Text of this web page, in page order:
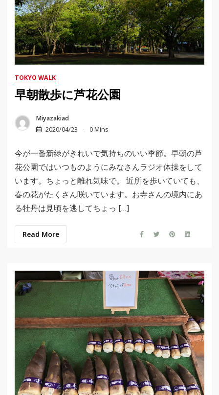
TOKYO WALK
早朝散歩に芦花公園
Miyazakiad
2020/04/23
0 Mins
今が一番新緑がきれいで気持ちのいい季節。早朝の芦
花公園ではいつものようにみなさんラジオ体操をして
います。ちょっと離れ気味で。 近所を歩いていても、
春の花がたくさん咲いています。お寺さんの境内にあ
る牡丹は見頃を逃してちょっ […]
Read More